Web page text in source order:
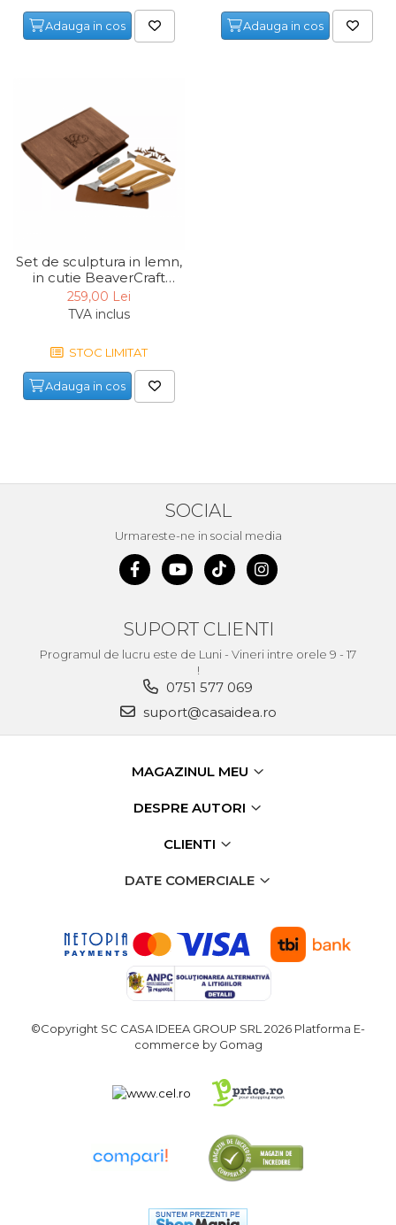
Adauga in cos Adauga in cos
Set de sculptura in lemn,
in cutie BeaverCraft
S05book, 6 piese
259,00 Lei
TVA inclus
STOC LIMITAT
Adauga in cos
SOCIAL
Urmareste-ne in social media
SUPORT CLIENTI
Programul de lucru este de Luni - Vineri intre orele 9 - 17
!
0751 577 069
suport@casaidea.ro
MAGAZINUL MEU
DESPRE AUTORI
CLIENTI
DATE COMERCIALE
©Copyright SC CASA IDEEA GROUP SRL 2026 Platforma E-
commerce by Gomag